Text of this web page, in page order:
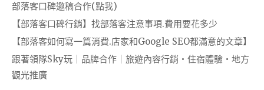
部落客口碑邀稿合作(點我)
【部落客口碑行銷】找部落客注意事項.費用要花多少
【部落客如何寫一篇消費.店家和Google SEO都滿意的文章】
跟著領隊Sky玩｜品牌合作｜旅遊內容行銷・住宿體驗・地方
觀光推廣